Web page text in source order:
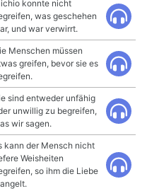
konnte nicht
was geschehen
und war verwirrt.
Menschen müssen
greifen, bevor sie es
sind entweder unfähig
unwillig zu begreifen,
wir sagen.
kann der Mensch nicht
Weisheiten
so ihm die Liebe